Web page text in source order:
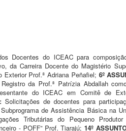
Docentes do ICEAC para
da Carreira Docente do Magistério
Prof.ª Adriana Peñafiel; 6º
Registro da Prof.ª Patrízia Abdallah
do ICEAC em Comitê de
Solicitações de docentes para
de Assistência Básica na
Tributárias do Pequeno
- POFF” Prof. Tiarajú; 14º